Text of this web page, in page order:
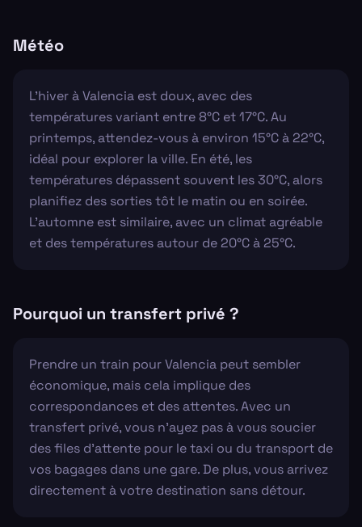
Météo
L'hiver à Valencia est doux, avec des
températures variant entre 8°C et 17°C. Au
printemps, attendez-vous à environ 15°C à 22°C,
idéal pour explorer la ville. En été, les
températures dépassent souvent les 30°C, alors
planifiez des sorties tôt le matin ou en soirée.
L'automne est similaire, avec un climat agréable
et des températures autour de 20°C à 25°C.
Pourquoi un transfert privé ?
Prendre un train pour Valencia peut sembler
économique, mais cela implique des
correspondances et des attentes. Avec un
transfert privé, vous n'ayez pas à vous soucier
des files d'attente pour le taxi ou du transport de
vos bagages dans une gare. De plus, vous arrivez
directement à votre destination sans détour.